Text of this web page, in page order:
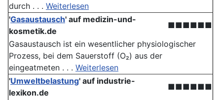
durch . . . Weiterlesen
'Gasaustausch' auf medizin-und-
kosmetik.de
■■■■■■
Gasaustausch ist ein wesentlicher physiologischer
Prozess, bei dem Sauerstoff (O₂) aus der
eingeatmeten . . . Weiterlesen
'Umweltbelastung' auf industrie-
lexikon.de
■■■■■■